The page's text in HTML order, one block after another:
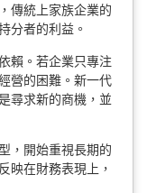
傳統上家族企業的
分者的利益。
賴。若企業只專注
營的困難。新一代
尋求新的商機，並
，開始重視長期的
映在財務表現上，